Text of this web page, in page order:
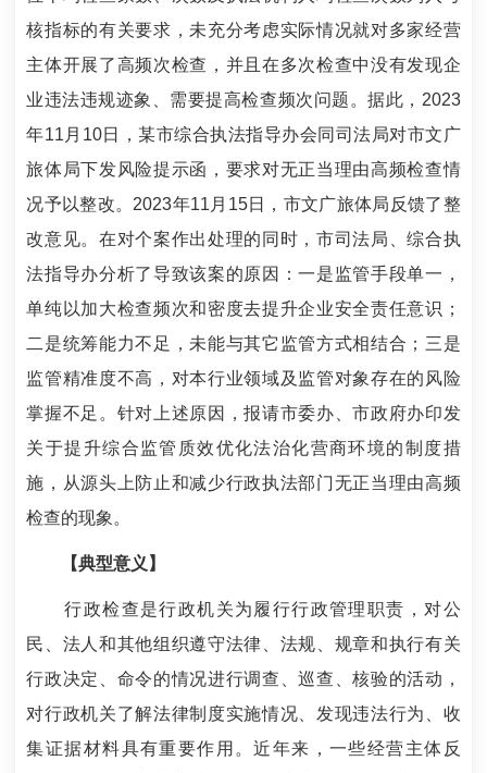
核指标的有关要求，未充分考虑实际情况就对多家经营
主体开展了高频次检查，并且在多次检查中没有发现企
业违法违规迹象、需要提高检查频次问题。据此，2023
年11月10日，某市综合执法指导办会同司法局对市文广
旅体局下发风险提示函，要求对无正当理由高频检查情
况予以整改。2023年11月15日，市文广旅体局反馈了整
改意见。在对个案作出处理的同时，市司法局、综合执
法指导办分析了导致该案的原因：一是监管手段单一，
单纯以加大检查频次和密度去提升企业安全责任意识；
二是统筹能力不足，未能与其它监管方式相结合；三是
监管精准度不高，对本行业领域及监管对象存在的风险
掌握不足。针对上述原因，报请市委办、市政府办印发
关于提升综合监管质效优化法治化营商环境的制度措
施，从源头上防止和减少行政执法部门无正当理由高频
检查的现象。
【典型意义】
行政检查是行政机关为履行行政管理职责，对公
民、法人和其他组织遵守法律、法规、规章和执行有关
行政决定、命令的情况进行调查、巡查、核验的活动，
对行政机关了解法律制度实施情况、发现违法行为、收
集证据材料具有重要作用。近年来，一些经营主体反